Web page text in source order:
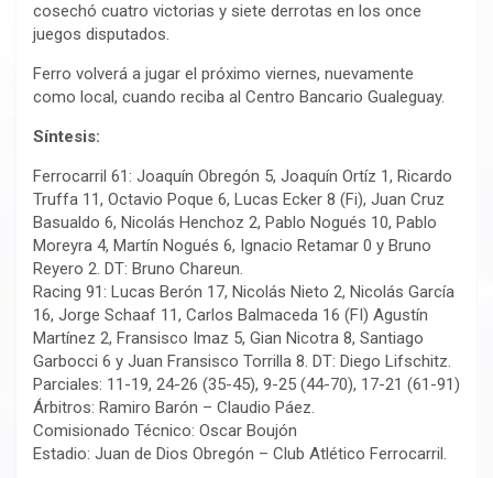
cosechó cuatro victorias y siete derrotas en los once
juegos disputados.
Ferro volverá a jugar el próximo viernes, nuevamente
como local, cuando reciba al Centro Bancario Gualeguay.
Síntesis:
Ferrocarril 61: Joaquín Obregón 5, Joaquín Ortíz 1, Ricardo
Truffa 11, Octavio Poque 6, Lucas Ecker 8 (Fi), Juan Cruz
Basualdo 6, Nicolás Henchoz 2, Pablo Nogués 10, Pablo
Moreyra 4, Martín Nogués 6, Ignacio Retamar 0 y Bruno
Reyero 2. DT: Bruno Chareun.
Racing 91: Lucas Berón 17, Nicolás Nieto 2, Nicolás García
16, Jorge Schaaf 11, Carlos Balmaceda 16 (FI) Agustín
Martínez 2, Fransisco Imaz 5, Gian Nicotra 8, Santiago
Garbocci 6 y Juan Fransisco Torrilla 8. DT: Diego Lifschitz.
Parciales: 11-19, 24-26 (35-45), 9-25 (44-70), 17-21 (61-91)
Árbitros: Ramiro Barón – Claudio Páez.
Comisionado Técnico: Oscar Boujón
Estadio: Juan de Dios Obregón – Club Atlético Ferrocarril.